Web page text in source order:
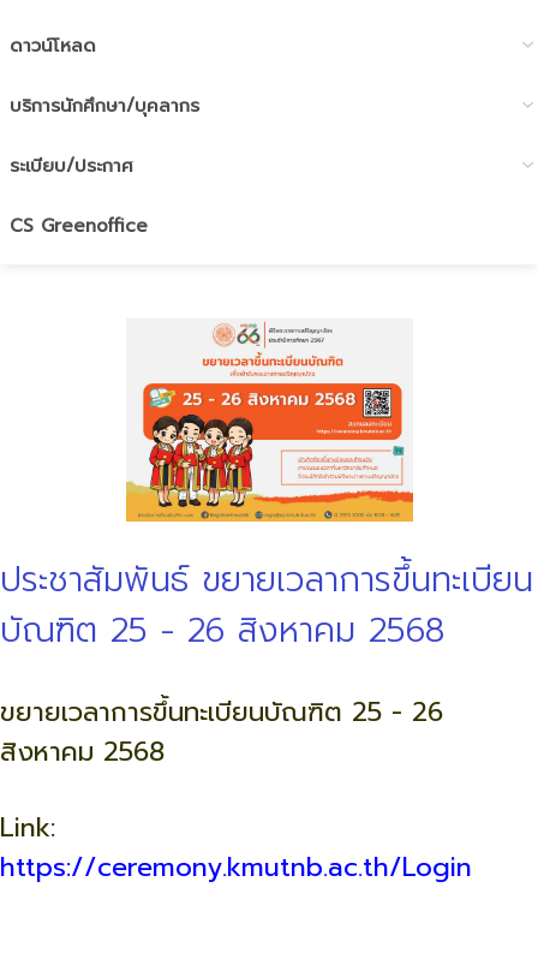
ดาวน์โหลด
บริการนักศึกษา/บุคลากร
ระเบียบ/ประกาศ
CS Greenoffice
ประชาสัมพันธ์ ขยายเวลาการขึ้นทะเบียน
บัณฑิต 25 - 26 สิงหาคม 2568
ขยายเวลาการขึ้นทะเบียนบัณฑิต 25 - 26
สิงหาคม 2568
Link:
https://ceremony.kmutnb.ac.th/Login